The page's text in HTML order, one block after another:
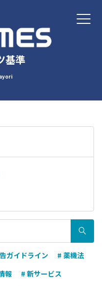
基準
ガイドライン
# 薬機法
報
# 新サービス